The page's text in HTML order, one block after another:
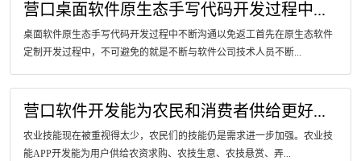
营口桌面软件原生态手写代码开发过程中...
桌面软件原生态手写代码开发过程中不断沟通以免返工首先在原生态软件
定制开发过程中，不可避免的就是不断与软件公司技术人员不断...
营口软件开发能为农民和消费者供给更好...
农业技能现在被重视得太少，农民们的技能仍是需求进一步加强。农业技
能APP开发能为用户供给农资求购、农技生意、农技悬赏、弄...